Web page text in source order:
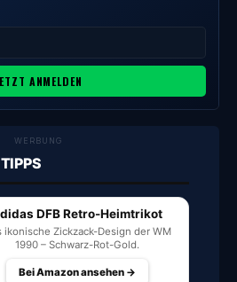
ANMELDEN
WERBUNG
DFB Retro-Heimtrikot
ikonische Zickzack-Design der WM
1990 – Schwarz-Rot-Gold.
Bei Amazon ansehen →